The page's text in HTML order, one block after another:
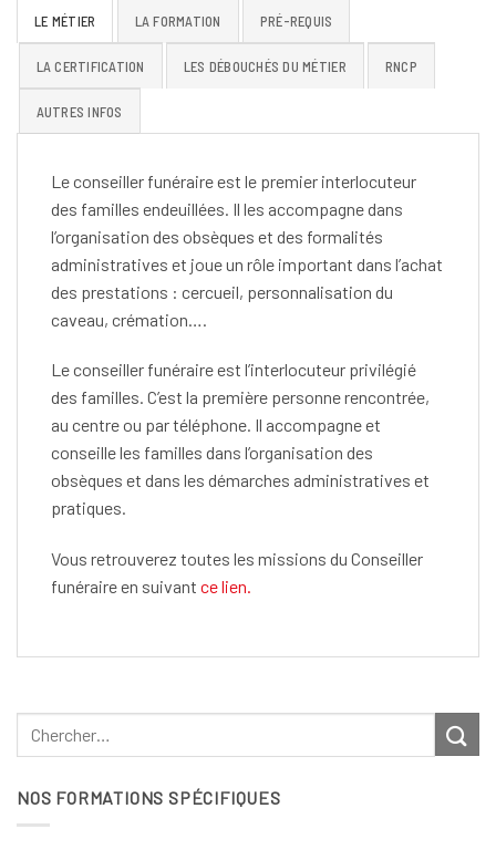
LE MÉTIER LA FORMATION PRÉ-REQUIS
LA CERTIFICATION LES DÉBOUCHÉS DU MÉTIER RNCP
AUTRES INFOS
Le conseiller funéraire est le premier interlocuteur
des familles endeuillées. Il les accompagne dans
l’organisation des obsèques et des formalités
administratives et joue un rôle important dans l’achat
des prestations : cercueil, personnalisation du
caveau, crémation….
Le conseiller funéraire est l’interlocuteur privilégié
des familles. C’est la première personne rencontrée,
au centre ou par téléphone. Il accompagne et
conseille les familles dans l’organisation des
obsèques et dans les démarches administratives et
pratiques.
Vous retrouverez toutes les missions du Conseiller
funéraire en suivant ce lien.
NOS FORMATIONS SPÉCIFIQUES